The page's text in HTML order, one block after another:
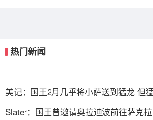
热门新闻
美记：国王2月几乎将小萨送到猛龙 但
Slater：国王曾邀请奥拉迪波前往萨克